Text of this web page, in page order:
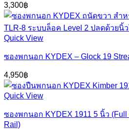
3,300฿
Quick View
ซองพกนอก KYDEX – Glock 19
4,950฿
Quick View
ซองพกนอก KYDEX 1911 5 นิ้ว
Rail)